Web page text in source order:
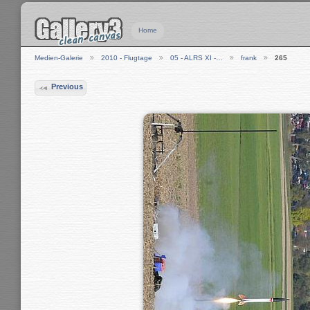
Home
Medien-Galerie 2010 - Flugtage 05 - ALRS XI -… frank 265
Previous